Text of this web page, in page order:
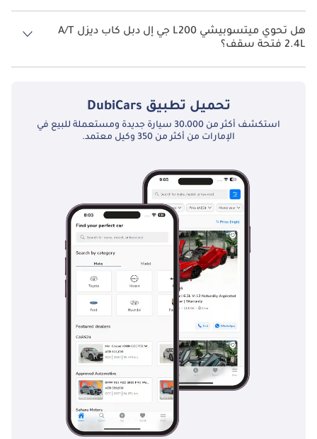
نظام الدفع في ميتسوبيشي L200 Rear Wheel Drive جي إل دبل كاب ديزل
A/T 2.4L.
هل تحوي ميتسوبيشي L200 جي إل دبل كاب ديزل A/T
2.4L فتحة سقف؟
نعم توفر ميتسوبيشي L200 جي إل دبل كاب ديزل A/T 2.4L فتحة السقف
تحميل تطبيق DubiCars
استكشف أكثر من 30،000 سيارة جديدة ومستعملة للبيع في
الإمارات من أكثر من 350 وكيل معتمد.